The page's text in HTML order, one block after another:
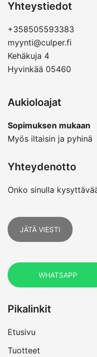
Yhteystiedot
+358505593383
myynti@culper.fi
Kehäkuja 4
Hyvinkää 05460
Aukioloajat
Sopimuksen mukaan
Myös iltaisin ja pyhinä
Yhteydenotto
Onko sinulla
JÄTÄ VIESTI
WHATSAPP
Pikalinkit
Etusivu
Tuotteet